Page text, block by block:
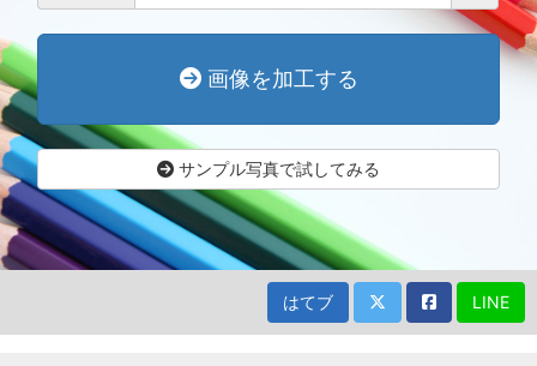
画像を加工する
サンプル写真で試してみる
はてブ LINE